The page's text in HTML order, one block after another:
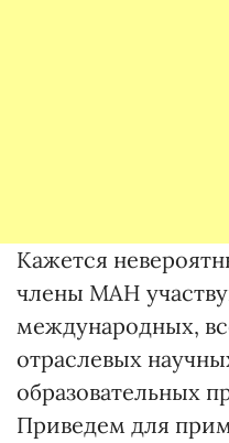
Кажется
члены МАН
международных,
отраслевых
образовательных
Приведем для